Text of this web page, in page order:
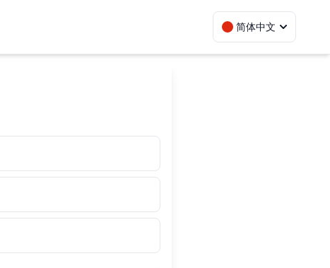
简体中文